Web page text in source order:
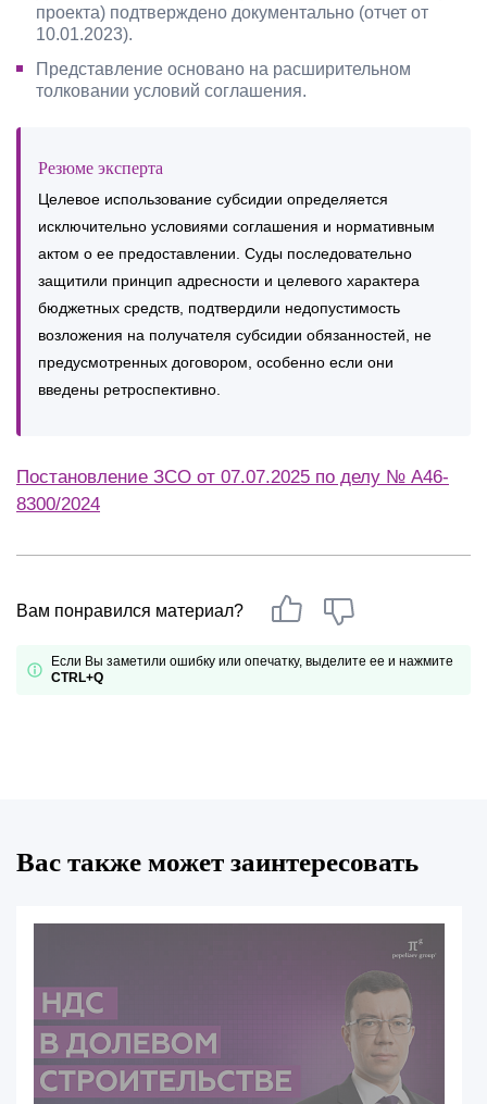
проекта) подтверждено документально (отчет от
10.01.2023).
Представление основано на расширительном
толковании условий соглашения.
Резюме эксперта
Целевое использование субсидии определяется
исключительно условиями соглашения и нормативным
актом о ее предоставлении. Суды последовательно
защитили принцип адресности и целевого характера
бюджетных средств, подтвердили недопустимость
возложения на получателя субсидии обязанностей, не
предусмотренных договором, особенно если они
введены ретроспективно.
Постановление ЗСО от 07.07.2025 по делу № А46-
8300/2024
Вам понравился материал?
Если Вы заметили ошибку или опечатку, выделите ее и нажмите
CTRL+Q
Вас также может заинтересовать